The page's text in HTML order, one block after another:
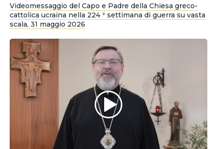
Videomessaggio del Capo e Padre della Chiesa greco-
cattolica ucraina nella 224 ª settimana di guerra su vasta
scala, 31 maggio 2026